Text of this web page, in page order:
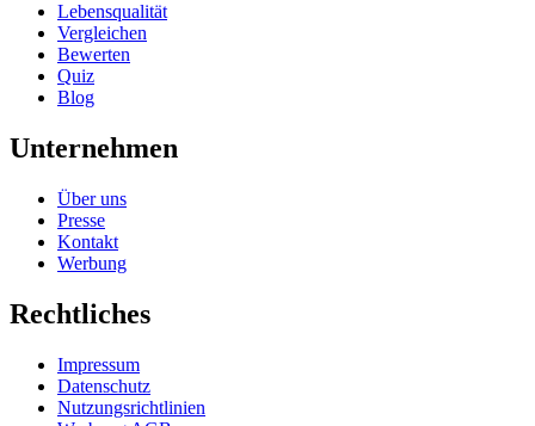
Lebensqualität
Vergleichen
Bewerten
Quiz
Blog
Unternehmen
Über uns
Presse
Kontakt
Werbung
Rechtliches
Impressum
Datenschutz
Nutzungsrichtlinien